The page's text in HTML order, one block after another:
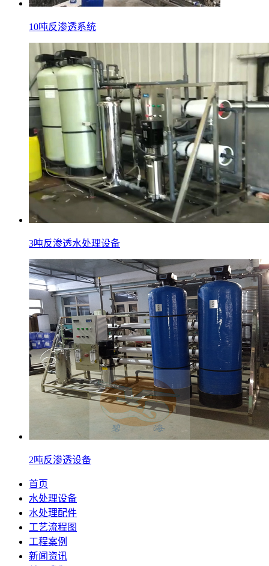
10吨反渗透系统
3吨反渗透水处理设备
2吨反渗透设备
首页
水处理设备
水处理配件
工艺流程图
工程案例
新闻资讯